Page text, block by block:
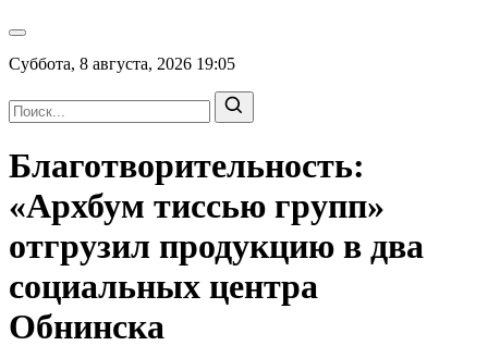
Суббота, 8 августа, 2026 19:05
Благотворительность:
«Архбум тиссью групп»
отгрузил продукцию в два
социальных центра
Обнинска